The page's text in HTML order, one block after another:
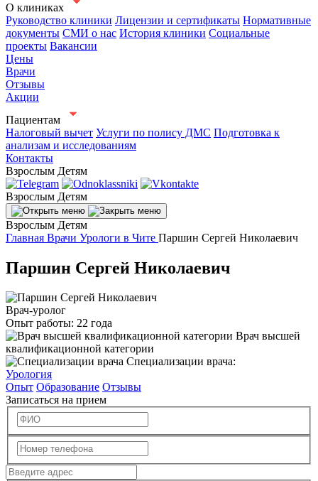
О клиниках
Руководство клиники Лицензии и сертификаты Нормативные
документы СМИ о нас История клиники Социальные
проекты Вакансии
Цены
Врачи
Отзывы
Акции
Пациентам
Налоговый вычет Услуги по полису ДМС Подготовка к
анализам и исследованиям
Контакты
Взрослым Детям
Взрослым Детям
Взрослым Детям
Главная Врачи Урологи в Чите Паршин Сергей Николаевич
Паршин Сергей Николаевич
Врач-уролог
Опыт работы: 22 года
Врач высшей
квалификационной категории
Специализации врача:
Урология
Опыт Образование Отзывы
Записаться на прием